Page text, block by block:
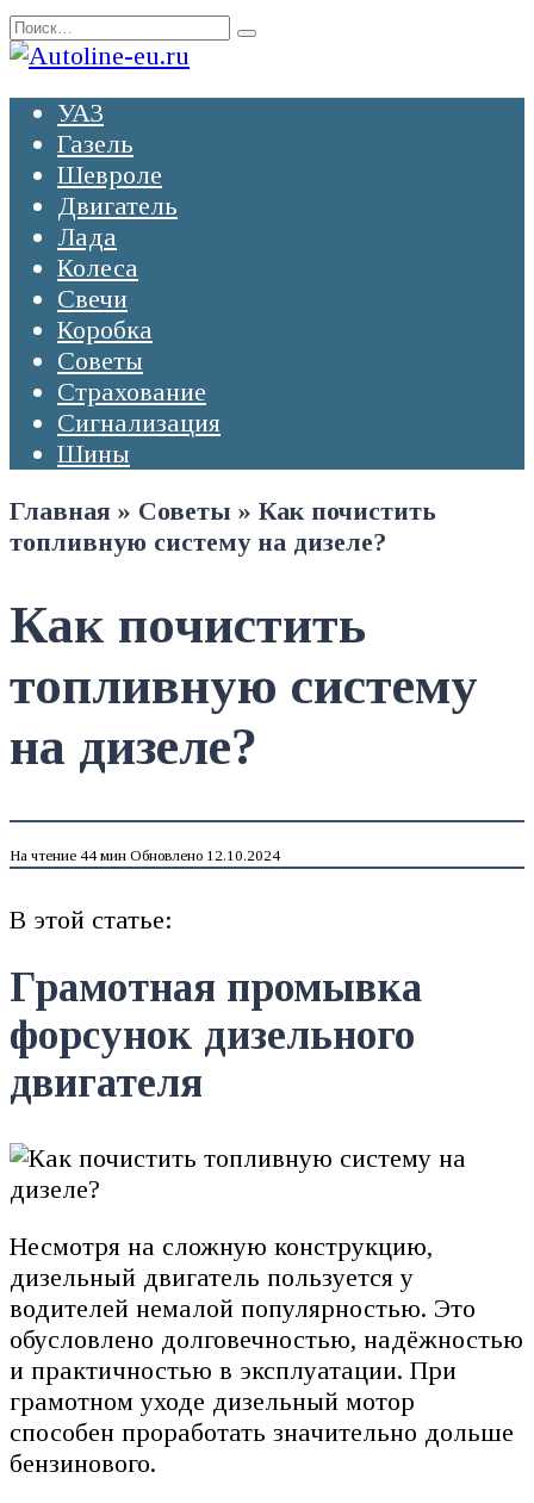
Перейти
к
Search
for:
УАЗ
Газель
Шевроле
Двигатель
Лада
Колеса
Свечи
Коробка
Советы
Страхование
Сигнализация
Шины
Главная » Советы » Как почистить
топливную систему на дизеле?
Как почистить
топливную систему
на дизеле?
На чтение 44 мин Обновлено 12.10.2024
В этой статье:
Грамотная промывка
форсунок дизельного
двигателя
Несмотря на сложную конструкцию,
дизельный двигатель пользуется у
водителей немалой популярностью. Это
обусловлено долговечностью, надёжностью
и практичностью в эксплуатации. При
грамотном уходе дизельный мотор
способен проработать значительно дольше
бензинового.